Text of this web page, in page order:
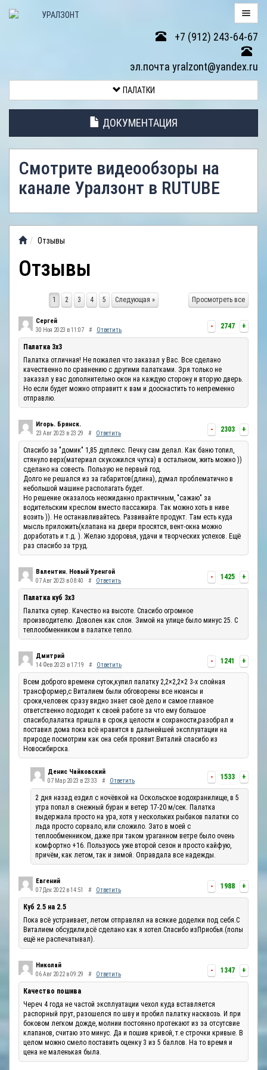
+7 (912) 243-64-67
эл.почта yralzont@yandex.ru
ТОВАРА
ПАЛАТОК
АНТИДОЖДЕВЫЕ
ТЕНТЫ
ВИДЕООБЗОР
ОТЗЫВЫ
ПАЛАТКИ
ДОКУМЕНТАЦИЯ
Смотрите видеообзоры на
канале Уралзонт в RUTUBE
Отзывы
Отзывы
Просмотреть все
1 2 3 4 5 Следующая »
- 2747 +
Сергей
30 Ноя 2023 в 11:07 # Ответить
Палатка 3х3
Палатка отличная! Не пожалел что заказал у Вас. Все сделано
качественно по сравнению с другими палатками. Зря только не
заказал у вас дополнительно окон на каждую сторону и вторую дверь.
Но если будет можно отправитт к вам и дооснастить то непременно
отправлю.
- 2303 +
Игорь. Брянск.
23 Авг 2023 в 23:29 # Ответить
Спасибо за "домик" 1,85 дуплекс. Печку сам делал. Как баню топил,
стянуло верх(материал скукожился чутка) в остальном, жить можно ))
сделано на совесть. Пользую не первый год.
Долго не решался из за габаритов(длина), думал проблематично в
небольшой машине располагать будет.
Но решение оказалось неожиданно практичным, "сажаю" за
водительским креслом вместо пассажира. Так можно хоть в ниве
возить )). Не останавливайтесь. Развивайте продукт. Там есть куда
мысль приложить(клапана на двери просятся, вент-окна можно
доработать и т.д. ). Желаю здоровья, удачи и творческих успехов. Ещё
раз спасибо за труд.
- 1425 +
Валентин. Новый Уренгой
07 Авг 2023 в 08:40 # Ответить
Палатка куб 3х3
Палатка супер. Качество на высоте. Спасибо огромное
производителю. Доволен как слон. Зимой на улице было минус 25. С
теплообменником в палатке тепло.
- 1241 +
Дмитрий
14 Фев 2023 в 17:19 # Ответить
Всем доброго времени суток,купил палатку 2,2×2,2×2 3-х слойная
трансформер,с Виталием были обговорены все нюансы и
сроки,человек сразу видно знает своё дело и самое главное
ответственно подходит к своей работе за что ему большое
спасибо,палатка пришла в срок,в целости и сохраности,разобрал и
поставил дома пока всё нравится в дальнейшей эксплуатации на
природе посмотрим как она себя проявит.Виталий спасибо из
Новосибирска.
- 1533 +
Денис Чайковский
07 Мар 2023 в 23:33 # Ответить
2 дня назад ездил с ночёвкой на Оскольское водохранилище, в 5
утра попал в снежный буран и ветер 17-20 м/сек. Палатка
выдержала просто на ура, хотя у нескольких рыбаков палатки со
льда просто сорвало, или сложило. Зато в моей с
теплообменником, даже при таком ураганном ветре было очень
комфортно +16. Пользуюсь уже второй сезон и просто кайфую,
причём, как летом, так и зимой. Оправдала все надежды.
- 1988 +
Евгений
07 Дек 2022 в 14:51 # Ответить
Куб 2.5 на 2.5
Пока всё устраивает, летом отправлял на всякие доделки под себя.С
Виталием обсудили,всё сделано как я хотел.Спасибо изПриобья.(полы
ещё не распечатывал).
- 1347 +
Николай
06 Авг 2022 в 09:29 # Ответить
Качество пошива
Череч 4 года не частой эксплуатации чехол куда вставляется
распорный прут, разошелся по шву и пробил палатку насквозь. И при
боковом легком дожде, молнии постоянно протекают из за отсутсвие
клапанов, считаю это минус. Да и пошив кривой, т.е строчки кривые. В
целом можно смело поставить оценку 3 из 5 баллов. На то время и
цена не маленькая была.